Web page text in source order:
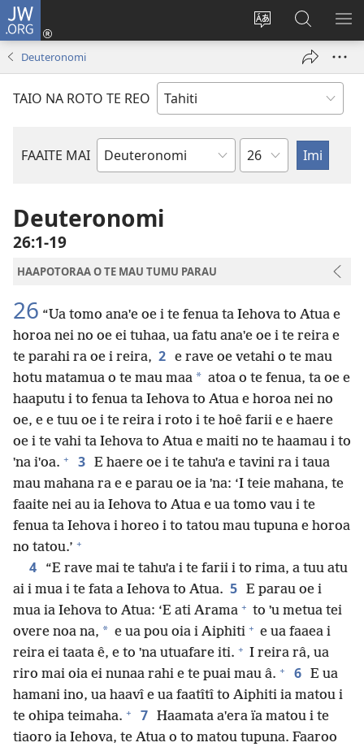
JW.ORG
Taui
reo
Nati
(opens
Maimiraa
nia
JW.ORG
Deuteronomi
TAIO NA ROTO TE REO
FAAITE MAI
Buka
Bibilia
Pene
Deuteronomi
26:1-19
HAAPOTORAA O TE MAU TUMU PARAU
26 “Ua tomo anaˈe oe i te fenua ta Iehova to Atua e
horoa nei no oe ei tuhaa, ua fatu anaˈe oe i te reira e
te parahi ra oe i reira, 2 e rave oe vetahi o te mau
hotu matamua o te mau maa * atoa o te fenua, ta oe e
haaputu i to fenua ta Iehova to Atua e horoa nei no
oe, e e tuu oe i te reira i roto i te hoê farii e e haere
oe i te vahi ta Iehova to Atua e maiti no te haamau i to
ˈna iˈoa. + 3 E haere oe i te tahuˈa e tavini ra i taua
mau mahana ra e e parau oe ia ˈna: ‘I teie mahana, te
faaite nei au ia Iehova to Atua e ua tomo vau i te
fenua ta Iehova i horeo i to tatou mau tupuna e horoa
no tatou.’ +
4
“E rave mai te tahuˈa i te farii i to rima, a tuu atu
ai i mua i te fata a Iehova to Atua. 5 E parau oe i
mua ia Iehova to Atua: ‘E ati Arama + to ˈu metua tei
overe noa na, * e ua pou oia i Aiphiti + e ua faaea i
reira ei taata ê, e to ˈna utuafare iti. + I reira râ, ua
riro mai oia ei nunaa rahi e te puai mau â. + 6 E ua
hamani ino, ua haavî e ua faatîtî to Aiphiti ia matou i
te ohipa teimaha. + 7 Haamata aˈera ïa matou i te
tiaoro ia Iehova, te Atua o to matou tupuna. Faaroo